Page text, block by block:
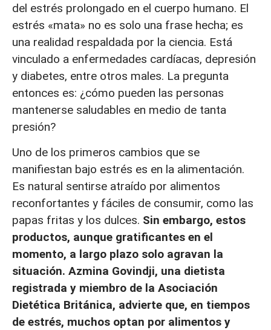
del estrés prolongado en el cuerpo humano. El
estrés «mata» no es solo una frase hecha; es
una realidad respaldada por la ciencia. Está
vinculado a enfermedades cardíacas, depresión
y diabetes, entre otros males. La pregunta
entonces es: ¿cómo pueden las personas
mantenerse saludables en medio de tanta
presión?
Uno de los primeros cambios que se
manifiestan bajo estrés es en la alimentación.
Es natural sentirse atraído por alimentos
reconfortantes y fáciles de consumir, como las
papas fritas y los dulces. Sin embargo, estos
productos, aunque gratificantes en el
momento, a largo plazo solo agravan la
situación. Azmina Govindji, una dietista
registrada y miembro de la Asociación
Dietética Británica, advierte que, en tiempos
de estrés, muchos optan por alimentos y